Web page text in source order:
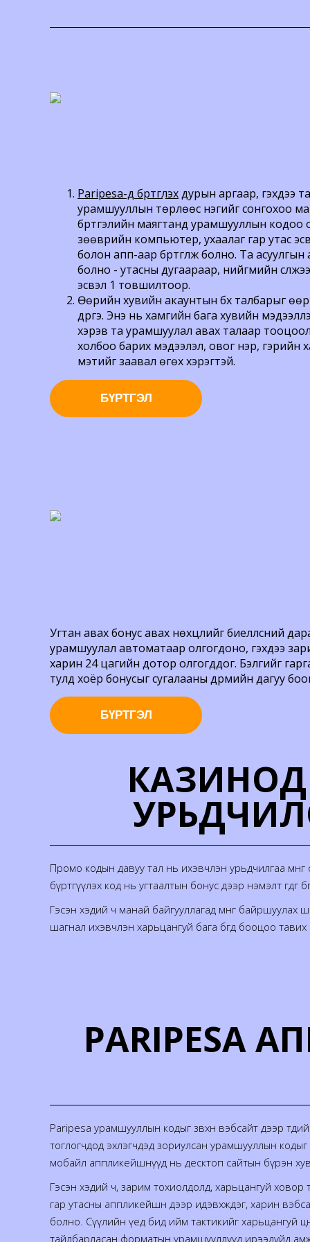
Paripesa-д бүртгүүлэхдурын аргаар, гэхдээ
урамшууллын төрлөөс нэгийг сонгохоо
бүртгэлийн маягтанд урамшууллын кодоо
зөөврийн компьютер, ухаалаг гар утас
болон апп-аар бүртгүүлж болно. Та
болно - утасны дугаараар, нийгмийн
эсвэл 1 товшилтоор.
Өөрийн хувийн акаунтын бүх талбарыг
дүүргэ. Энэ нь хамгийн бага хувийн мэдээллээр
хэрэв та урамшуулал авах талаар
холбоо барих мэдээлэл, овог нэр, гэрийн
мэтийг заавал өгөх хэрэгтэй.
БҮРТГЭЛ
Угтан авах бонус авах нөхцлийг биелүүлсний
урамшуулал автоматаар олгогдоно, гэхдээ
харин 24 цагийн дотор олгогддог. Бэлгийг
тулд хоёр бонусыг сугалааны дүрмийн дагуу
БҮРТГЭЛ
КАЗИНОД
Промо кодын давуу тал нь ихэвчлэн урьдчилгаа
бүртгүүлэх код нь угтаалтын бонус дээр нэмэлт өгдөг
Гэсэн хэдий ч манай байгууллагад мөнгө
шагнал ихэвчлэн харьцангуй бага бөгөөд бооцоо
Paripesa урамшууллын кодыг зөвхөн вэбсайт дээр
тоглогчдод эхлэгчдэд зориулсан урамшууллын
мобайл аппликейшнүүд нь десктоп сайтын бүрэн
Гэсэн хэдий ч, зарим тохиолдолд, харьцангуй ховор
гар утасны аппликейшн дээр идэвхждэг, харин
болно. Сүүлийн үед бид ийм тактикийг харьцангуй
тайлбарласан форматын урамшууллууд ирээдүйд